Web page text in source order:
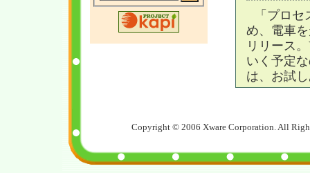
「 プロセ
め、電車
リリース
いく予定
は、お試
Copyright © 2006 Xware Corporation. All